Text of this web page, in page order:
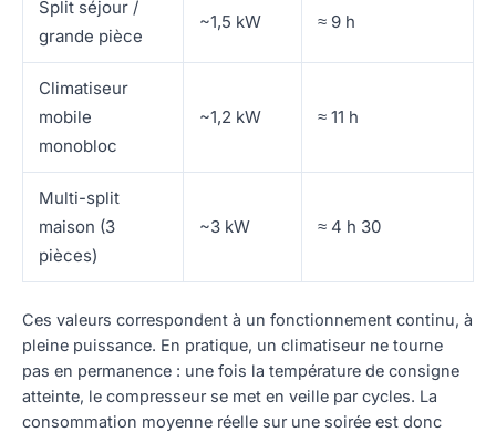
Split séjour /
grande pièce
~1,5 kW ≈ 9 h
Climatiseur
mobile
monobloc
~1,2 kW ≈ 11 h
Multi-split
maison (3
pièces)
~3 kW ≈ 4 h 30
Ces valeurs correspondent à un fonctionnement continu, à
pleine puissance. En pratique, un climatiseur ne tourne
pas en permanence : une fois la température de consigne
atteinte, le compresseur se met en veille par cycles. La
consommation moyenne réelle sur une soirée est donc